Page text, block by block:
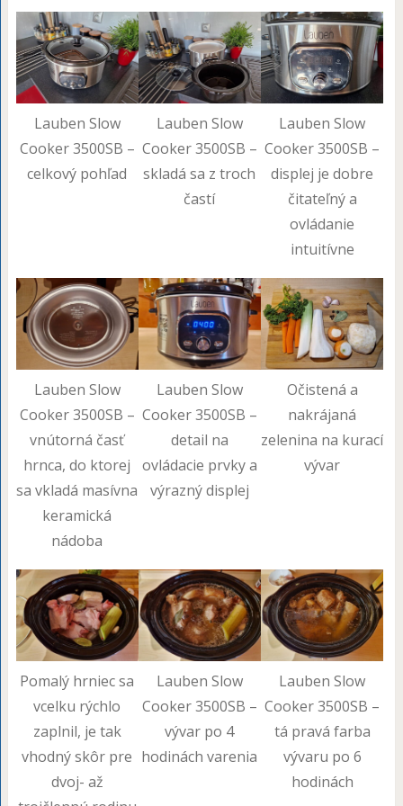
Lauben Slow
Cooker 3500SB –
celkový pohľad
Lauben Slow
Cooker 3500SB –
skladá sa z troch
častí
Lauben Slow
Cooker 3500SB –
displej je dobre
čitateľný a
ovládanie
intuitívne
Lauben Slow
Cooker 3500SB –
vnútorná časť
hrnca, do ktorej
sa vkladá masívna
keramická
nádoba
Lauben Slow
Cooker 3500SB –
detail na
ovládacie prvky a
výrazný displej
Očistená a
nakrájaná
zelenina na kurací
vývar
Pomalý hrniec sa
vcelku rýchlo
zaplnil, je tak
vhodný skôr pre
dvoj- až
Lauben Slow
Cooker 3500SB –
vývar po 4
hodinách varenia
Lauben Slow
Cooker 3500SB –
tá pravá farba
vývaru po 6
hodinách